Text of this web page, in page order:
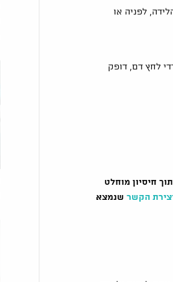
לפניה או
לחץ דם, דופק
חיסיון מוחלט
הקשר שנמצא